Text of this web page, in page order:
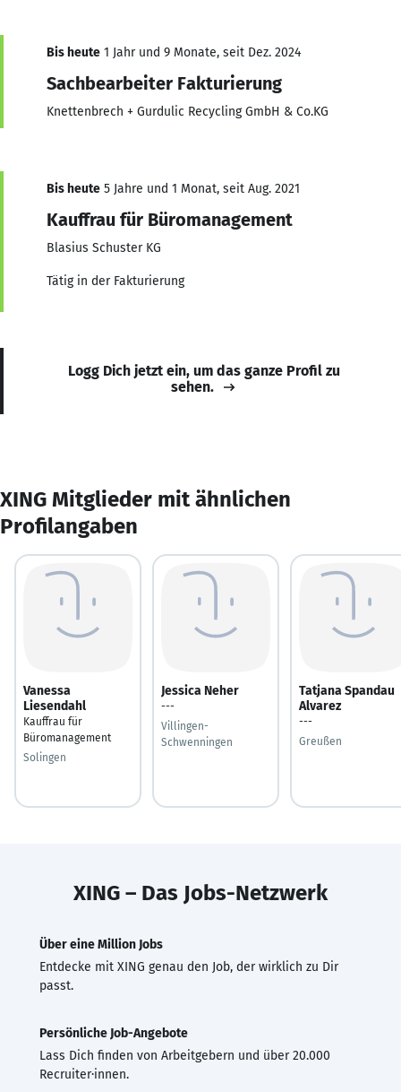
Bis heute 1 Jahr und 9 Monate, seit Dez. 2024
Sachbearbeiter Fakturierung
Knettenbrech + Gurdulic Recycling GmbH & Co.KG
Bis heute 5 Jahre und 1 Monat, seit Aug. 2021
Kauffrau für Büromanagement
Blasius Schuster KG
Tätig in der Fakturierung
Logg Dich jetzt ein, um das ganze Profil zu
sehen.
XING Mitglieder mit ähnlichen
Profilangaben
Vanessa
Liesendahl
Kauffrau für
Büromanagement
Solingen
Jessica Neher
---
Villingen-
Schwenningen
Tatjana Spandau
Alvarez
---
Greußen
XING – Das Jobs-Netzwerk
Über eine Million Jobs
Entdecke mit XING genau den Job, der wirklich zu Dir
passt.
Persönliche Job-Angebote
Lass Dich finden von Arbeitgebern und über 20.000
Recruiter·innen.